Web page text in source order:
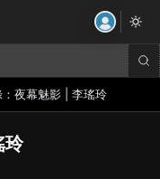
夜幕魅影 | 李瑤玲
玲